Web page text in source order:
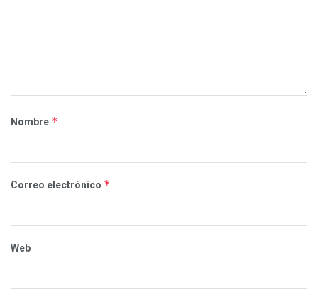
Nombre *
Correo electrónico *
Web